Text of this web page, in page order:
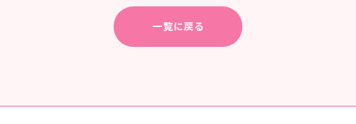
一覧に戻る